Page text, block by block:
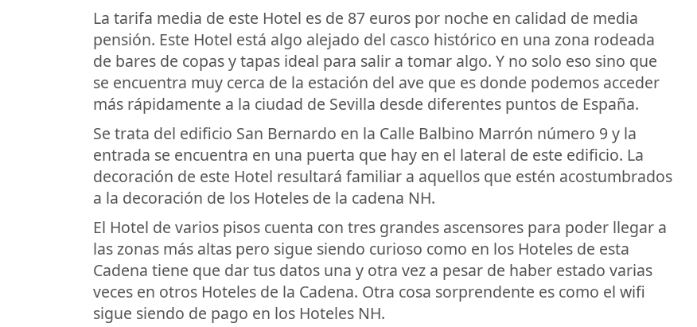
La tarifa media de este Hotel es de 87 euros por noche en calidad de media
pensión. Este Hotel está algo alejado del casco histórico en una zona rodeada
de bares de copas y tapas ideal para salir a tomar algo. Y no solo eso sino que
se encuentra muy cerca de la estación del ave que es donde podemos acceder
más rápidamente a la ciudad de Sevilla desde diferentes puntos de España.
Se trata del edificio San Bernardo en la Calle Balbino Marrón número 9 y la
entrada se encuentra en una puerta que hay en el lateral de este edificio. La
decoración de este Hotel resultará familiar a aquellos que estén acostumbrados
a la decoración de los Hoteles de la cadena NH.
El Hotel de varios pisos cuenta con tres grandes ascensores para poder llegar a
las zonas más altas pero sigue siendo curioso como en los Hoteles de esta
Cadena tiene que dar tus datos una y otra vez a pesar de haber estado varias
veces en otros Hoteles de la Cadena. Otra cosa sorprendente es como el wifi
sigue siendo de pago en los Hoteles NH.